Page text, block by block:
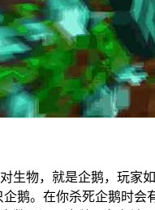
生物，就是企鹅，玩家
企鹅。在你杀死企鹅时会